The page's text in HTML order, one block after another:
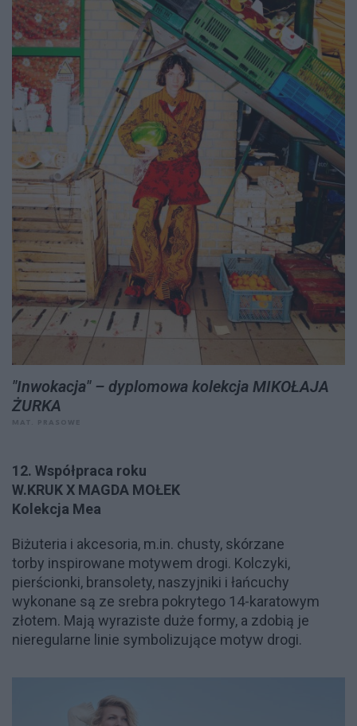
"Inwokacja" – dyplomowa kolekcja MIKOŁAJA
ŻURKA
12. Współpraca roku
W.KRUK X MAGDA MOŁEK
Kolekcja Mea
Biżuteria i akcesoria, m.in. chusty, skórzane
torby inspirowane motywem drogi. Kolczyki,
pierścionki, bransolety, naszyjniki i łańcuchy
wykonane są ze srebra pokrytego 14-karatowym
złotem. Mają wyraziste duże formy, a zdobią je
nieregularne linie symbolizujące motyw drogi.